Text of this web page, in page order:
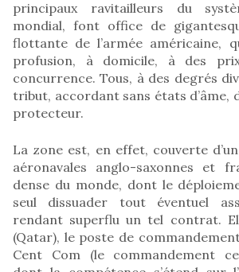
principaux ravitailleurs du
mondial, font office de
flottante de l’armée américaine,
profusion, à domicile, à des
concurrence. Tous, à des degrés
tribut, accordant sans états d’âme,
protecteur.
La zone est, en effet, couverte
aéronavales anglo-saxonnes et
dense du monde, dont le
seul dissuader tout éventuel
rendant superflu un tel contrat.
(Qatar), le poste de
Cent Com (le commandement